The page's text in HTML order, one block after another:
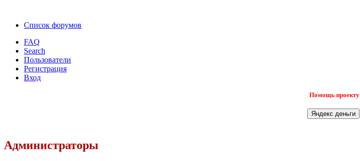
Список форумов
FAQ
Search
Пользователи
Регистрация
Вход
Помощь проекту
Администраторы